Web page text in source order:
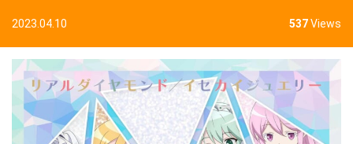
2023.04.10 537Views